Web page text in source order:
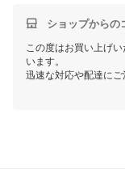
ショップからの
この度はお買い上げ
います。
迅速な対応や配達にご